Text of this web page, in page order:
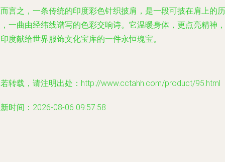
言之，一条传统的印度彩色针织披肩，是一段可披在肩上的历
一曲由经纬线谱写的色彩交响诗。它温暖身体，更点亮精神，
度献给世界服饰文化宝库的一件永恒瑰宝。
转载，请注明出处：http://www.cctahh.com/product/95.html
时间：2026-08-06 09:57:58